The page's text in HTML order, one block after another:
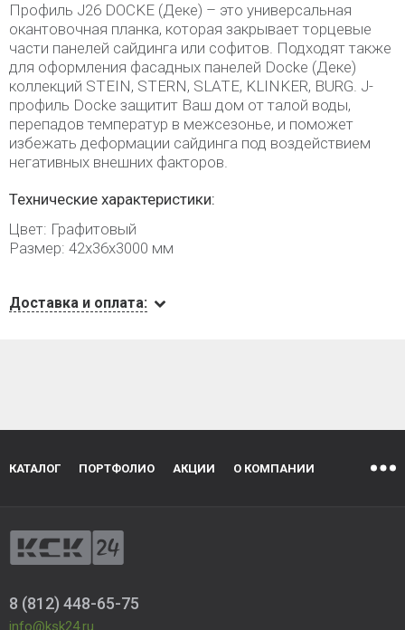
Профиль J26 DOCKE (Деке) – это универсальная
окантовочная планка, которая закрывает торцевые
части панелей сайдинга или софитов. Подходят также
для оформления фасадных панелей Docke (Деке)
коллекций STEIN, STERN, SLATE, KLINKER, BURG. J-
профиль Docke защитит Ваш дом от талой воды,
перепадов температур в межсезонье, и поможет
избежать деформации сайдинга под воздействием
негативных внешних факторов.
Технические характеристики:
Цвет: Графитовый
Размер: 42х36х3000 мм
Доставка и оплата:
КАТАЛОГ ПОРТФОЛИО АКЦИИ О КОМПАНИИ
8 (812) 448-65-75
info@ksk24.ru